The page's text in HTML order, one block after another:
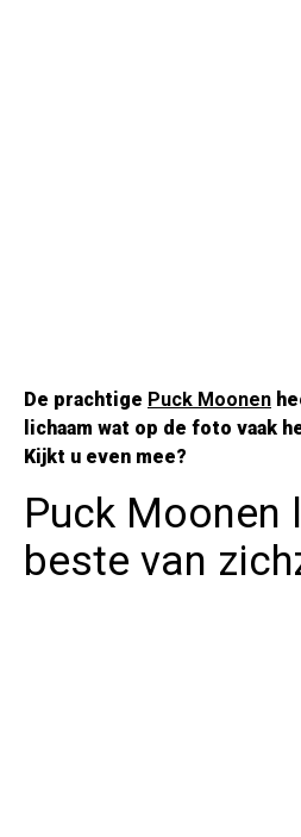
De prachtige Puck Moonen
lichaam wat op de foto vaak
Kijkt u even mee?
Puck Moonen
beste van